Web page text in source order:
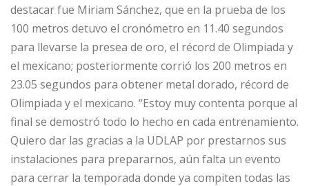
destacar fue Miriam Sánchez, que en la prueba de los
100 metros detuvo el cronómetro en 11.40 segundos
para llevarse la presea de oro, el récord de Olimpiada y
el mexicano; posteriormente corrió los 200 metros en
23.05 segundos para obtener metal dorado, récord de
Olimpiada y el mexicano. “Estoy muy contenta porque al
final se demostró todo lo hecho en cada entrenamiento.
Quiero dar las gracias a la UDLAP por prestarnos sus
instalaciones para prepararnos, aún falta un evento
para cerrar la temporada donde ya compiten todas las